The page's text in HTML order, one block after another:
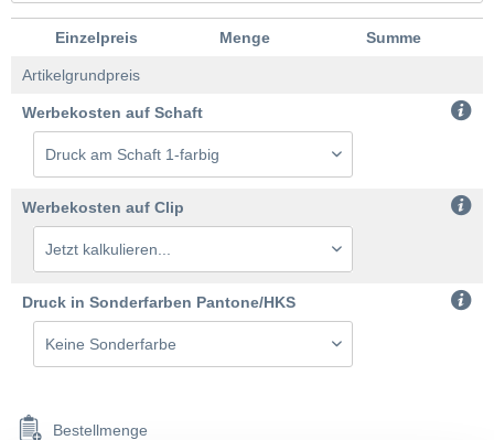
Einzelpreis Menge Summe
Artikelgrundpreis
Werbekosten auf Schaft
Werbekosten auf Clip
Druck in Sonderfarben Pantone/HKS
Bestellmenge